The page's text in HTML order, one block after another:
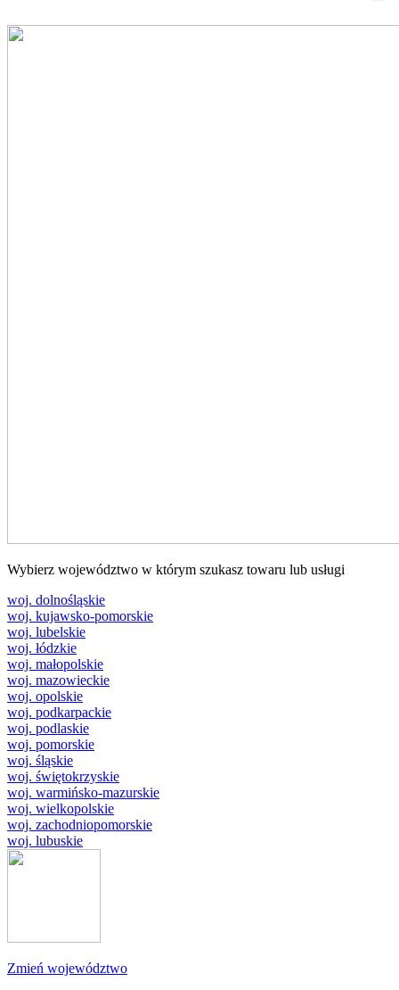
Wybierz województwo w którym szukasz towaru lub usługi
woj. dolnośląskie
woj. kujawsko-pomorskie
woj. lubelskie
woj. łódzkie
woj. małopolskie
woj. mazowieckie
woj. opolskie
woj. podkarpackie
woj. podlaskie
woj. pomorskie
woj. śląskie
woj. świętokrzyskie
woj. warmińsko-mazurskie
woj. wielkopolskie
woj. zachodniopomorskie
woj. lubuskie
Zmień województwo